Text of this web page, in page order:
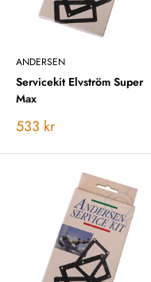
ANDERSEN
Servicekit Elvström Super
Max
Vårt
533 kr